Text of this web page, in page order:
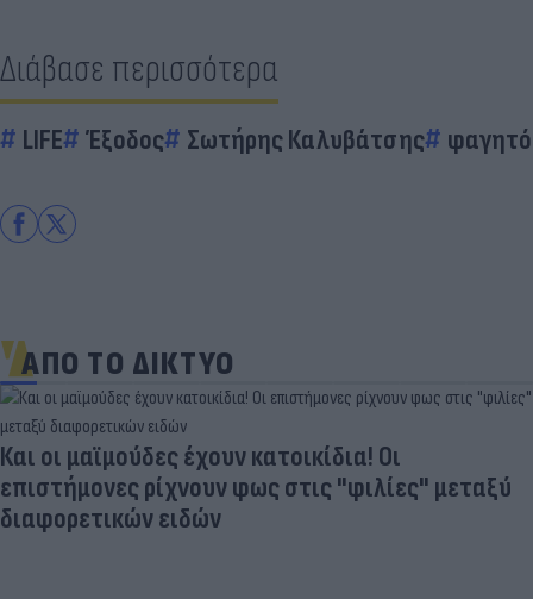
Διάβασε περισσότερα
LIFE Έξοδος Σωτήρης Καλυβάτσης φαγητό
ΑΠΟ ΤΟ ΔΙΚΤΥΟ